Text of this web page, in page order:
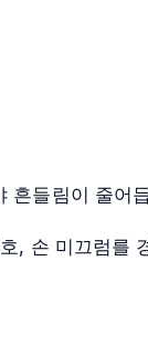
흔들림이 줄어
, 손 미끄럼를